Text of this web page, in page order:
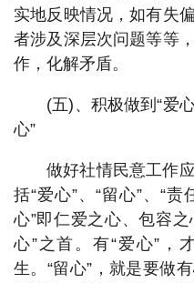
实地反映情况，如有失
者涉及深层次问题等等
作，化解矛盾。
(五)、积极做到“爱
心”
做好社情民意工作
括“爱心”、“留心”、“责
心”即仁爱之心、包容之
心”之首。有“爱心”，
生。“留心”，就是要做